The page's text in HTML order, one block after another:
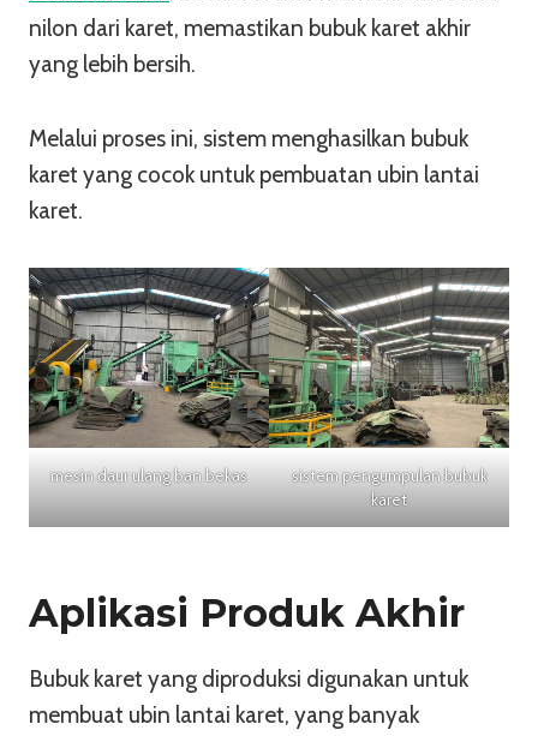
nilon dari karet, memastikan bubuk karet akhir
yang lebih bersih.
Melalui proses ini, sistem menghasilkan bubuk
karet yang cocok untuk pembuatan ubin lantai
karet.
mesin daur ulang ban bekas
sistem pengumpulan bubuk
karet
Aplikasi Produk Akhir
Bubuk karet yang diproduksi digunakan untuk
membuat ubin lantai karet, yang banyak